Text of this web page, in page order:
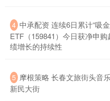
4 中承配资 连续6日累计“吸
ETF（159841）今日获净申
绩增长的持续性
5 摩根策略 长春文旅街头音
新民大街